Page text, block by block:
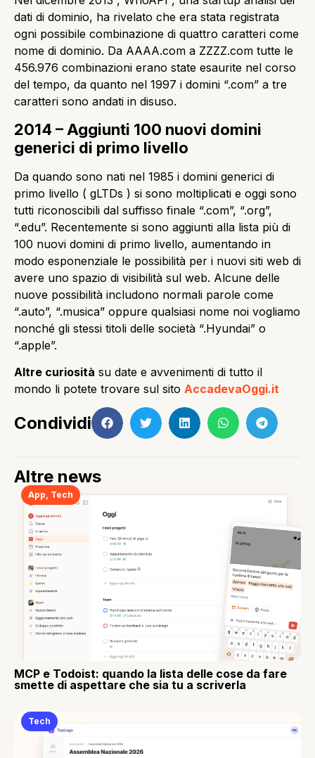
dati di dominio, ha rivelato che era stata registrata
ogni possibile combinazione di quattro caratteri come
nome di dominio. Da AAAA.com a ZZZZ.com tutte le
456.976 combinazioni erano state esaurite nel corso
del tempo, da quanto nel 1997 i domini “.com” a tre
caratteri sono andati in disuso.
2014 – Aggiunti 100 nuovi domini
generici di primo livello
Da quando sono nati nel 1985 i domini generici di
primo livello ( gLTDs ) si sono moltiplicati e oggi sono
tutti riconoscibili dal suffisso finale “.com”, “.org”,
“.edu”. Recentemente si sono aggiunti alla lista più di
100 nuovi domini di primo livello, aumentando in
modo esponenziale le possibilità per i nuovi siti web di
avere uno spazio di visibilità sul web. Alcune delle
nuove possibilità includono normali parole come
“.auto”, “.musica” oppure qualsiasi nome noi vogliamo
nonché gli stessi titoli delle società “.Hyundai” o
“.apple”.
Altre curiosità su date e avvenimenti di tutto il
mondo li potete trovare sul sito AccadevaOggi.it
Condividi
Altre news
App, Tech
MCP e Todoist: quando la lista delle cose da fare
smette di aspettare che sia tu a scriverla
Tech